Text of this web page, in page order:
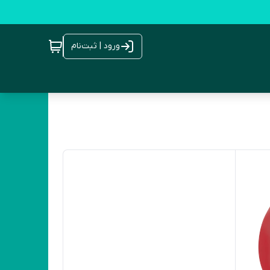
ورود | ثبت‌نام